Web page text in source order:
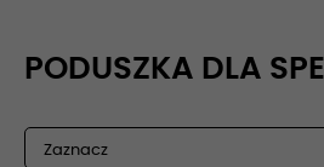
PODUSZKA DLA
Zaznacz